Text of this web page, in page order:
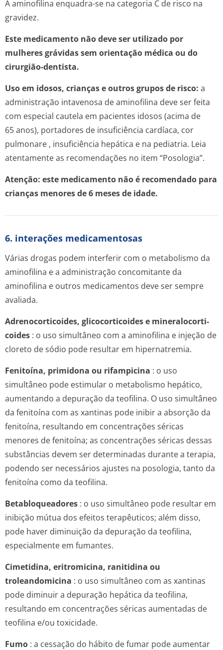
A aminofilina enquadra-se na categoria C de risco na
gravidez.
Este medicamento não deve ser utilizado por
mulheres grávidas sem orientação médica ou do
cirurgião-dentista.
Uso em idosos, crianças e outros grupos de risco: a
administração intavenosa de aminofilina deve ser feita
com especial cautela em pacientes idosos (acima de
65 anos), portadores de insuficiência cardíaca, cor
pulmonare , insuficiência hepática e na pediatria. Leia
atentamente as recomendações no item “Posologia”.
Atenção: este medicamento não é recomendado para
crianças menores de 6 meses de idade.
6. interações medicamentosas
Várias drogas podem interferir com o metabolismo da
aminofilina e a administração concomitante da
aminofilina e outros medicamentos deve ser sempre
avaliada.
Adrenocorticoides, glicocorticoides e mineralocorti­
coides : o uso simultâneo com a aminofilina e injeção de
cloreto de sódio pode resultar em hipernatremia.
Fenitoína, primidona ou rifampicina : o uso
simultâneo pode estimular o metabolismo hepático,
aumentando a depuração da teofilina. O uso simultâneo
da fenitoína com as xantinas pode inibir a absorção da
fenitoína, resultando em concentrações séricas
menores de fenitoína; as concentrações séricas dessas
substâncias devem ser determinadas durante a terapia,
podendo ser necessários ajustes na posologia, tanto da
fenitoína como da teofilina.
Betabloqueadores : o uso simultâneo pode resultar em
inibição mútua dos efeitos terapêuticos; além disso,
pode haver diminuição da depuração da teofilina,
especialmente em fumantes.
Cimetidina, eritromicina, ranitidina ou
troleandomicina : o uso simultâneo com as xantinas
pode diminuir a depuração hepática da teofilina,
resultando em concentrações séricas aumentadas de
teofilina e/ou toxicidade.
Fumo : a cessação do hábito de fumar pode aumentar